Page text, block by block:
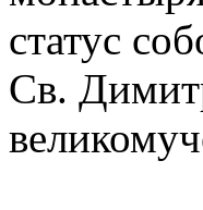
статус
Св.